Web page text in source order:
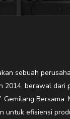
sebuah
2014, berawal dari
Gemilang
untuk efisiensi